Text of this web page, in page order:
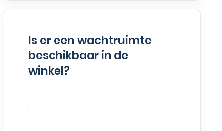
Is er een wachtruimte
beschikbaar in de
winkel?